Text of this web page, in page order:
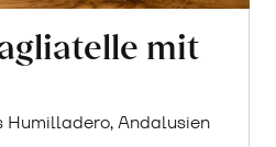
mit
Humilladero, Andalusien